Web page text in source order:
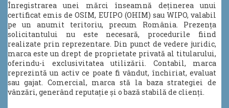
Înregistrarea unei mărci înseamnă deținerea unui
certificat emis de OSIM, EUIPO (OHIM) sau WIPO, valabil
pe un anumit teritoriu, precum România. Prezența
solicitantului nu este necesară, procedurile fiind
realizate prin reprezentare. Din punct de vedere juridic,
marca este un drept de proprietate privată al titularului,
oferindu-i exclusivitatea utilizării. Contabil, marca
reprezintă un activ ce poate fi vândut, închiriat, evaluat
sau gajat. Comercial, marca stă la baza strategiei de
vânzări, generând reputație și o bază stabilă de clienți.